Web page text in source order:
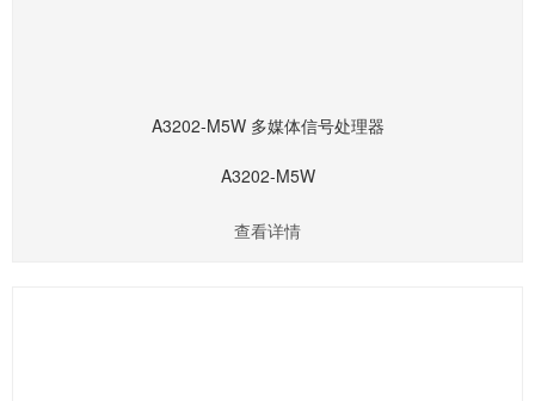
A3202-M5W 多媒体信号处理器
A3202-M5W
查看详情